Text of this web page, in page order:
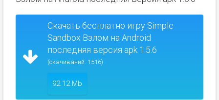
Скачать бесплатно игру Simple
Sandbox Взлом на Android
последняя версия apk 1.5.6
(скачиваний: 1516)
92.12 Mb